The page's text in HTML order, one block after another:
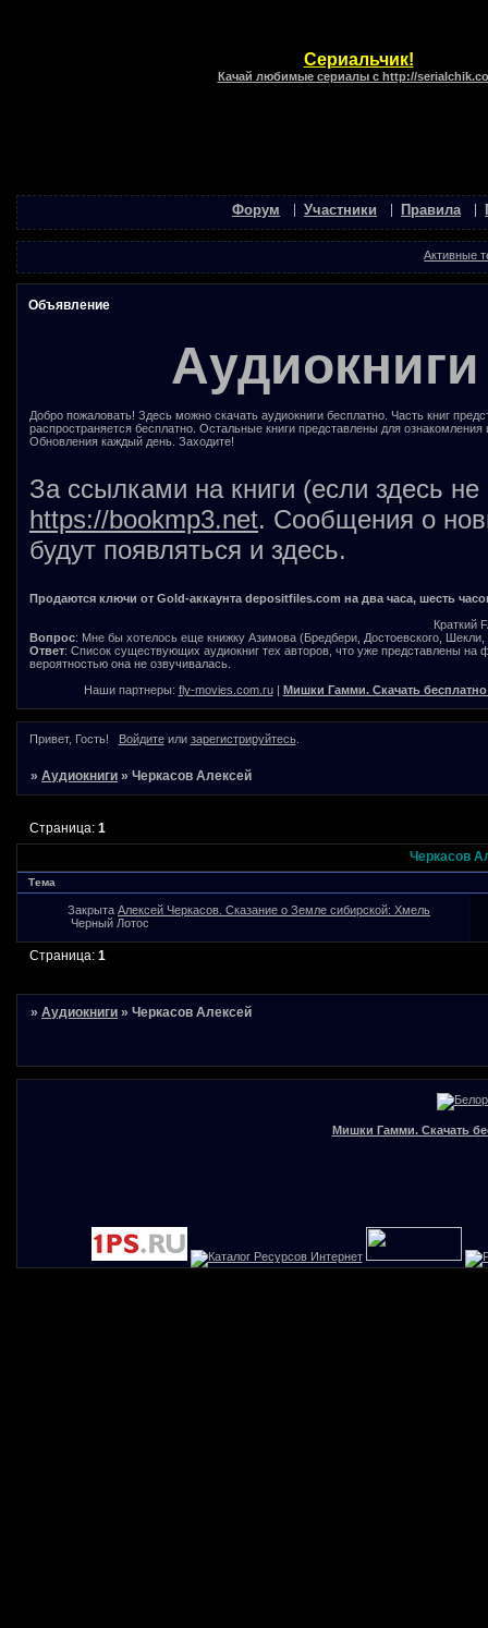
Сериальчик!
Качай любимые сериалы с http://
Форум Участники Правила
Активные
Объявление
Добро пожаловать! Здесь можно скачать аудиокниги бесплатно. Часть книг
распространяется бесплатно. Остальные книги представлены для
Обновления каждый день. Заходите!
За ссылками на книги (если здесь
https://bookmp3.net. Сообщения о
будут появляться и здесь.
Продаются ключи от Gold-аккаунта depositfiles.com на два часа, шесть
Краткий
Вопрос: Мне бы хотелось еще книжку Азимова (Бредбери, Достоевского, Шекли,
Ответ: Список существующих аудиокниг тех авторов, что уже представлены на
вероятностью она не озвучивалась.
Наши партнеры: fly-movies.com.ru| Мишки Гамми. Скачать
Привет, Гость! Войдитеили зарегистрируйтесь.
»Аудиокниги »Черкасов Алексей
Черкасов
Страница:1
Тема
Закрыта Алексей Черкасов. Сказание о Земле сибирской: Хмель
Черный Лотос
Страница:1
»Аудиокниги »Черкасов Алексей
Мишки Гамми. Скачать